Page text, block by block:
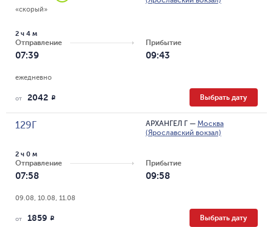
«скорый»
Отправление
07:39
2 ч 4 м
Прибытие
09:43
ежедневно
от 2042 R Выбрать дату
129Г АРХАНГЕЛ Г — Москва
(Ярославский вокзал)
Отправление
07:58
2 ч 0 м
Прибытие
09:58
09.08, 10.08, 11.08
от 1859 R Выбрать дату